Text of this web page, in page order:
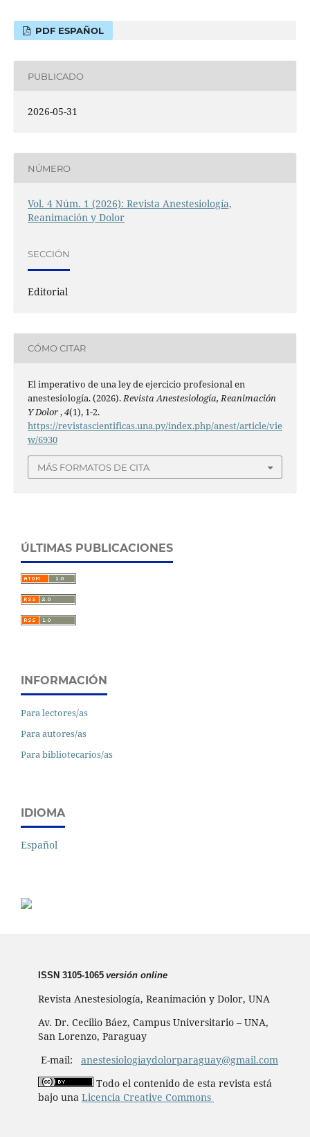
PDF ESPAÑOL
PUBLICADO
2026-05-31
NÚMERO
Vol. 4 Núm. 1 (2026): Revista Anestesiología,
Reanimación y Dolor
SECCIÓN
Editorial
CÓMO CITAR
El imperativo de una ley de ejercicio profesional en
anestesiología. (2026). Revista Anestesiología, Reanimación
Y Dolor,4(1), 1-2.
https://revistascientificas.una.py/index.php/anest/article/vie
w/6930
MÁS FORMATOS DE CITA
ÚLTIMAS PUBLICACIONES
INFORMACIÓN
Para lectores/as
Para autores/as
Para bibliotecarios/as
IDIOMA
Español
ISSN 3105-1065 versión online
Revista Anestesiología, Reanimación y Dolor, UNA
Av. Dr. Cecilio Báez, Campus Universitario – UNA,
San Lorenzo, Paraguay
E-mail: anestesiologiaydolorparaguay@gmail.com
Todo el contenido de esta revista está
bajo una Licencia Creative Commons